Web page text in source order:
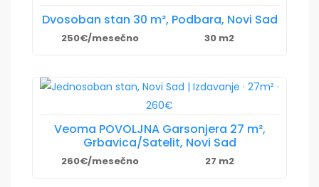
Dvosoban stan 30 m², Podbara, Novi Sad
250€/mesečno 30 m2
Veoma POVOLJNA Garsonjera 27 m²,
Grbavica/Satelit, Novi Sad
260€/mesečno 27 m2